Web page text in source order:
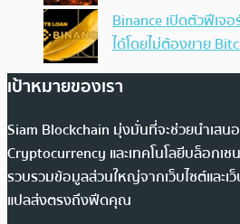
Binance เปิดตัวฟีเจ
ได้โดยไม่ต้องขาย
เป้าหมายของเรา
Siam Blockchain มุ่งมั่นที่จะช่วยนำเสน
Cryptocurrency และเทคโนโลยีบล็อกเช
รวบรวมข้อมูลส่วนใหญ่จากเว็บไซต์และเ
แปลส่งตรงถึงฟีดคุณ